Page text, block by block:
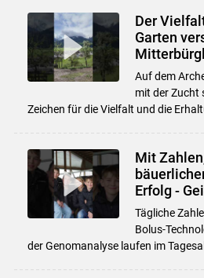
Der
Garten
Auf dem
mit der Zucht
Zeichen für die Vielfalt und die
Mit
Erfolg -
Tägliche
Bolus-
der Genomanalyse laufen im